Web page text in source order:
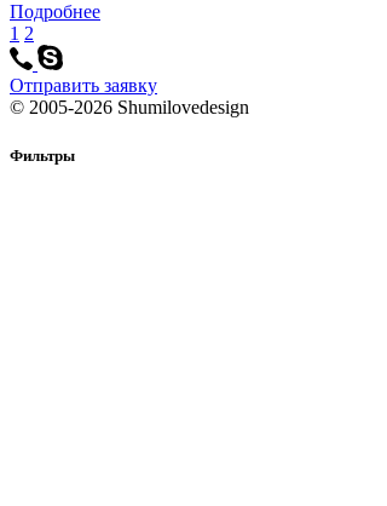
Подробнее
1 2
Отправить заявку
© 2005-2026 Shumilovedesign
Фильтры